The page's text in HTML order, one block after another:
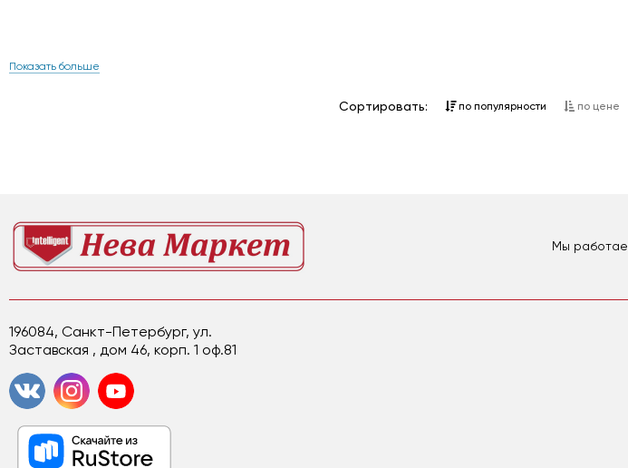
Показать больше
Сортировать: по популярности по цене
Мы
196084, Санкт-Петербург, ул.
Заставская , дом 46, корп. 1 оф.81